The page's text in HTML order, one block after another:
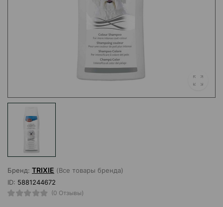
Бренд: TRIXIE (Все товары бренда)
ID: 5881244672
(0 Отзывы)